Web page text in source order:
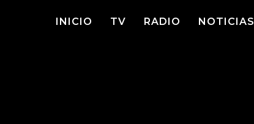
INICIO TV RADIO NOTICIAS